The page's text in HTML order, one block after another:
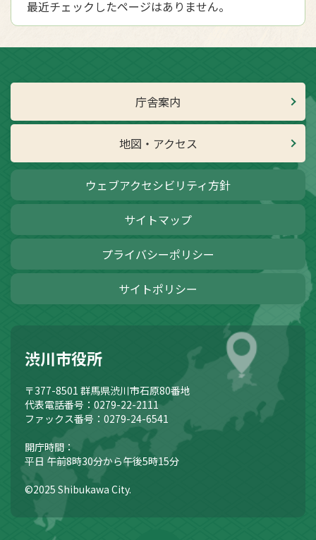
最近チェックしたページはありません。
庁舎案内
地図・アクセス
ウェブアクセシビリティ方針
サイトマップ
プライバシーポリシー
サイトポリシー
渋川市役所
〒377-8501 群馬県渋川市石原80番地
代表電話番号：0279-22-2111
ファックス番号：0279-24-6541
開庁時間：
平日 午前8時30分から午後5時15分
©2025 Shibukawa City.